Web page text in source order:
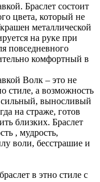
Браслет состоит
цвета, который не
металлической
на руке при
повседневного
комфортный в
Волк – это не
стиле, а возможность
выносливый
на страже, готов
близких. Браслет
, мудрость,
воли, бесстрашие и
в этно стиле с